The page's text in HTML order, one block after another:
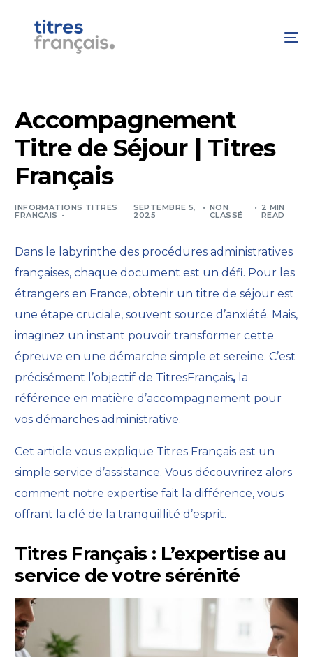
Accompagnement
Titre de Séjour | Titres
Français
INFORMATIONS TITRES
FRANCAIS
SEPTEMBRE 5,
2025
NON
CLASSÉ
2 MIN
READ
Dans le labyrinthe des procédures administratives
françaises, chaque document est un défi. Pour les
étrangers en France,obtenir un titre de séjour est
une étape cruciale, souvent source d’anxiété. Mais,
imaginez un instant pouvoir transformer cette
épreuve en une démarche simple et sereine. C’est
précisément l’objectif de TitresFrançais, la
référence en matière d’accompagnement pour
vos démarches administrative.
Cet article vous explique Titres Français est un
simple service d’assistance. Vous découvrirez alors
comment notre expertise fait la différence, vous
offrant la clé de la tranquillité d’esprit.
Titres Français : L’expertise au
service de votre sérénité